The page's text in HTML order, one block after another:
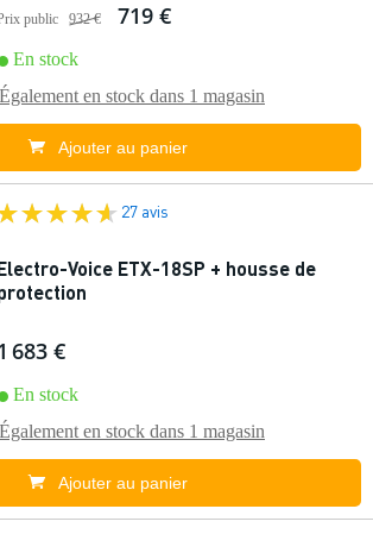
public 932 € 719 €
En stock
Également en stock dans 1 magasin
Ajouter au panier
27 avis
Voice ETX-18SP + housse de
683 €
En stock
Également en stock dans 1 magasin
Ajouter au panier